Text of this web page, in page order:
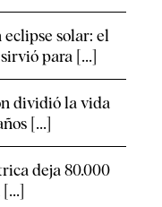
eclipse solar: el
para [...]
dividió la vida
[...]
deja 80.000